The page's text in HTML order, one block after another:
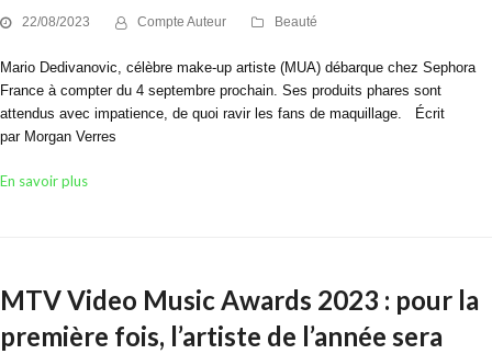
22/08/2023 Compte Auteur Beauté
Mario Dedivanovic, célèbre make-up artiste (MUA) débarque chez Sephora
France à compter du 4 septembre prochain. Ses produits phares sont
attendus avec impatience, de quoi ravir les fans de maquillage. Écrit
par Morgan Verres
En savoir plus
MTV Video Music Awards 2023 : pour la
première fois, l’artiste de l’année sera